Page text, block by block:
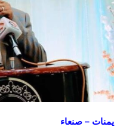
يمنات – صنعاء